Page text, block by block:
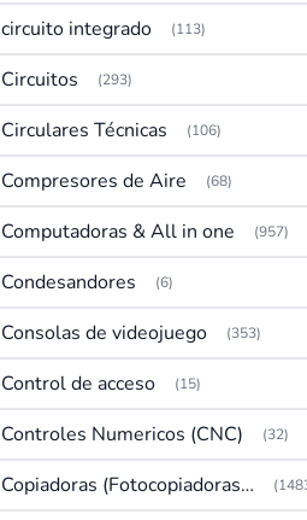
circuito integrado (113)
Circuitos (293)
Circulares Técnicas (106)
Compresores de Aire (68)
Computadoras & All in one (957)
Condesandores (6)
Consolas de videojuego (353)
Control de acceso (15)
Controles Numericos (CNC) (32)
Copiadoras (Fotocopiadoras, Multifunctions, Ploter, etc)